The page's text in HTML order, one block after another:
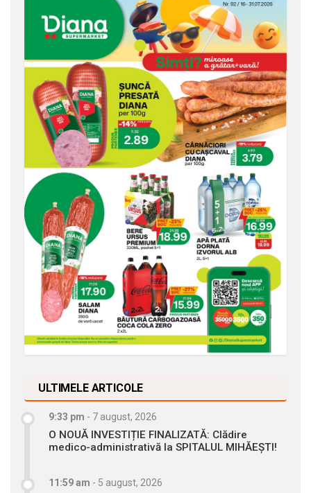
ULTIMELE ARTICOLE
9:33 pm - 7 august, 2026
O NOUĂ INVESTIȚIE FINALIZATĂ: Clădire
medico-administrativă la SPITALUL MIHĂEȘTI!
11:59 am - 5 august, 2026